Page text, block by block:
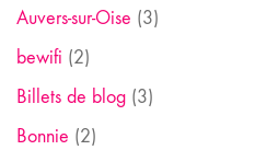
Auvers-sur-Oise (3)
bewifi (2)
Billets de blog (3)
Bonnie (2)